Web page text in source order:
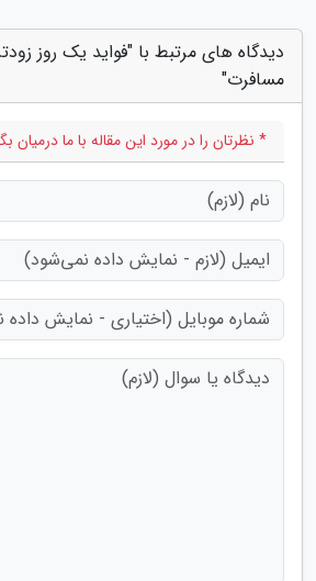
دیدگاه های مرتبط با "فواید یک روز
مسافرت"
* نظرتان را در مورد این مقاله با ما درمیان